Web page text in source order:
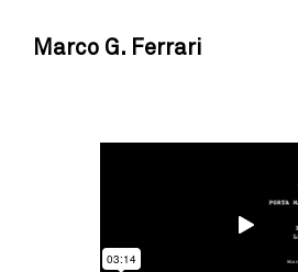
Marco G. Ferrari